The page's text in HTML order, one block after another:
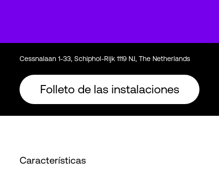
Cessnalaan 1-33, Schiphol-Rijk 1119 NJ, The Netherlands
Folleto de las instalaciones
Características